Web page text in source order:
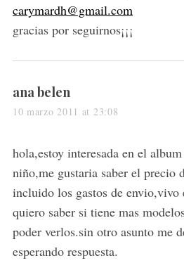
carymardh@gmail.com
gracias por seguirnos¡¡¡
s
a
s
:
ana belen
10 marzo 2011 at 23:08
hola,estoy interesada en el
niño,me gustaria saber el precio
incluido los gastos de
quiero saber si tiene mas
poder verlos.sin otro asunto me
esperando respuesta.